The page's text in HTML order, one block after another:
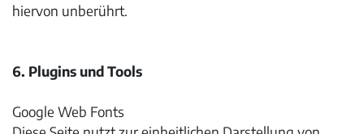
hiervon unberührt.
6. Plugins und Tools
Google Web Fonts